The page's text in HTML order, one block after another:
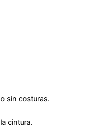
sin costuras.
cintura.